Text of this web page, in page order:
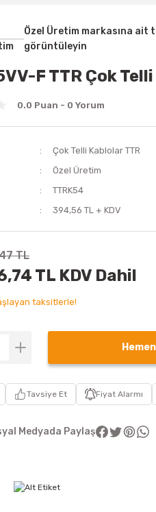
Özel Üretim markasına ait
görüntüleyin
F TTR Çok
0.0 Puan - 0 Yorum
Çok Telli Kablolar TTR
Özel Üretim
TTRK54
394,56 TL + KDV
TL
TL KDV Dahil
taksitlerle!
Hemen
Tavsiye Et Fiyat Alarmı
Medyada Paylaş